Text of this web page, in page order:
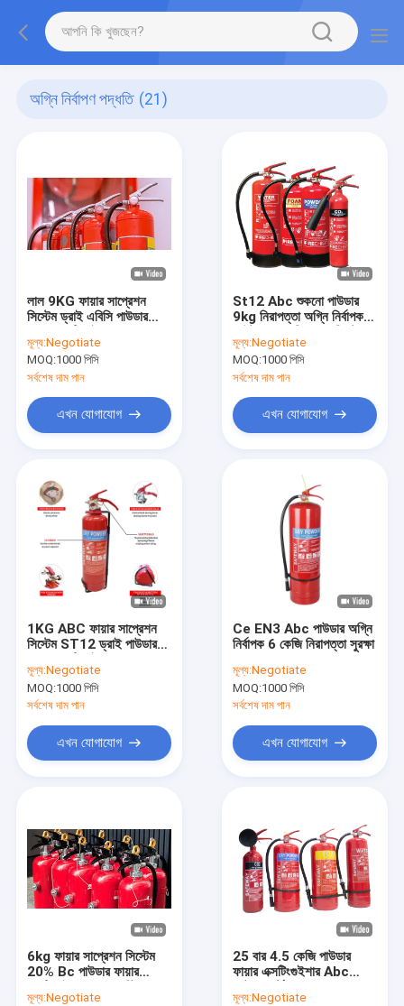
অগ্নি নির্বাপণ পদ্ধতি (21)
লাল 9KG ফায়ার সাপ্রেশন
সিস্টেম ড্রাই এবিসি পাউডার
মূল্য:Negotiate
MOQ:1000 পিসি
সর্বশেষ দাম পান
এখন যোগাযোগ
St12 Abc শুকনো পাউডার
9kg নিরাপত্তা অগ্নি নির্বাপক
মূল্য:Negotiate
MOQ:1000 পিসি
সর্বশেষ দাম পান
এখন যোগাযোগ
1KG ABC ফায়ার সাপ্রেশন
সিস্টেম ST12 ড্রাই পাউডার
মূল্য:Negotiate
MOQ:1000 পিসি
সর্বশেষ দাম পান
এখন যোগাযোগ
Ce EN3 Abc পাউডার অগ্নি
নির্বাপক 6 কেজি নিরাপত্তা সুরক্ষা
মূল্য:Negotiate
MOQ:1000 পিসি
সর্বশেষ দাম পান
এখন যোগাযোগ
6kg ফায়ার সাপ্রেশন সিস্টেম
20% Bc পাউডার ফায়ার
মূল্য:Negotiate
25 বার 4.5 কেজি পাউডার
ফায়ার এক্সটিংগুইশার Abc
মূল্য:Negotiate